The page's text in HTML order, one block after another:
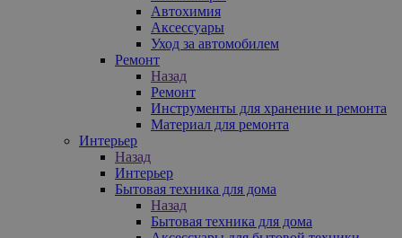
Автохимия
Аксессуары
Уход за автомобилем
Ремонт
Назад
Ремонт
Инструменты для хранение и ремонта
Материал для ремонта
Интерьер
Назад
Интерьер
Бытовая техника для дома
Назад
Бытовая техника для дома